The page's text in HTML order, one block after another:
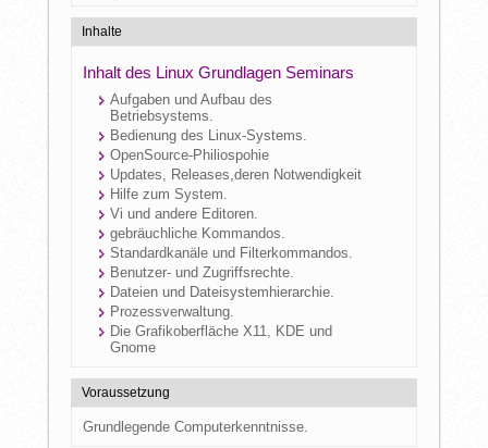
Inhalte
Inhalt des Linux Grundlagen Seminars
Aufgaben und Aufbau des
Betriebsystems.
Bedienung des Linux-Systems.
OpenSource-Philiospohie
Updates, Releases,deren Notwendigkeit
Hilfe zum System.
Vi und andere Editoren.
gebräuchliche Kommandos.
Standardkanäle und Filterkommandos.
Benutzer- und Zugriffsrechte.
Dateien und Dateisystemhierarchie.
Prozessverwaltung.
Die Grafikoberfläche X11, KDE und
Gnome
Voraussetzung
Grundlegende Computerkenntnisse.